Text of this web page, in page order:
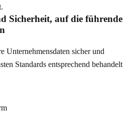
Sicherheit, auf die führende
Unternehmensdaten sicher und
Standards entsprechend behandelt